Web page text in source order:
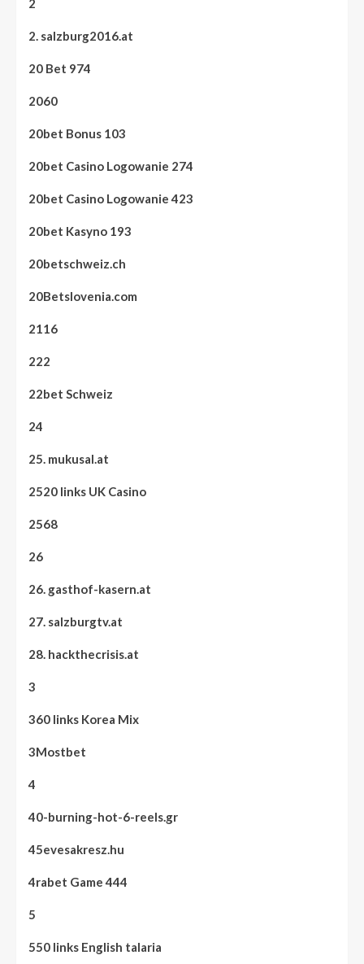
2
2. salzburg2016.at
20 Bet 974
2060
20bet Bonus 103
20bet Casino Logowanie 274
20bet Casino Logowanie 423
20bet Kasyno 193
20betschweiz.ch
20Betslovenia.com
2116
222
22bet Schweiz
24
25. mukusal.at
2520 links UK Casino
2568
26
26. gasthof-kasern.at
27. salzburgtv.at
28. hackthecrisis.at
3
360 links Korea Mix
3Mostbet
4
40-burning-hot-6-reels.gr
45evesakresz.hu
4rabet Game 444
5
550 links English talaria